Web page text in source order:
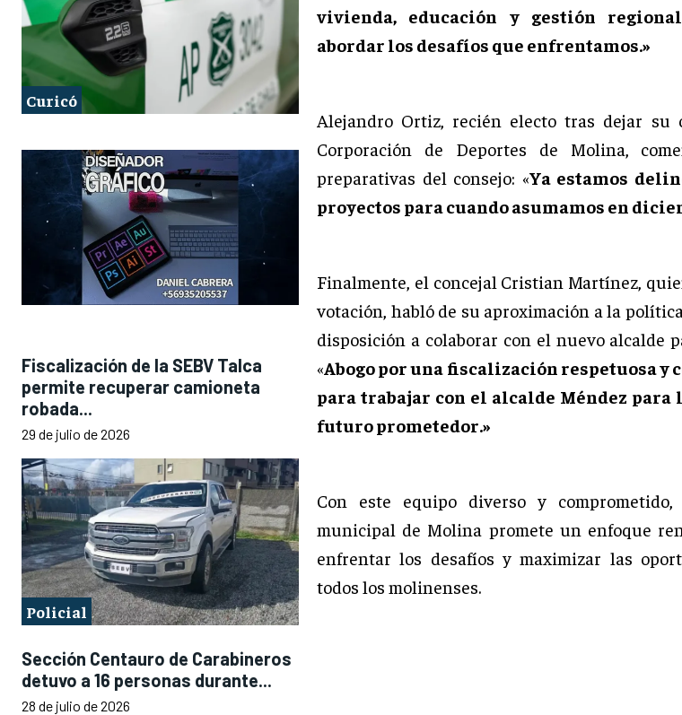
Curicó
Fiscalización de la SEBV Talca
permite recuperar camioneta
robada...
29 de julio de 2026
Policial
Sección Centauro de Carabineros
detuvo a 16 personas durante...
28 de julio de 2026
vivienda, educación y gestión
abordar los desafíos que enfrentamos.»
Alejandro Ortiz, recién electo tras dejar su
Corporación de Deportes de Molina,
preparativas del consejo: «Ya estamos
proyectos para cuando asumamos en
Finalmente, el concejal Cristian Martínez,
votación, habló de su aproximación a la
disposición a colaborar con el nuevo alcalde
«Abogo por una fiscalización respetuosa y
para trabajar con el alcalde Méndez
futuro prometedor.»
Con este equipo diverso y
municipal de Molina promete un enfoque
enfrentar los desafíos y maximizar las
todos los molinenses.